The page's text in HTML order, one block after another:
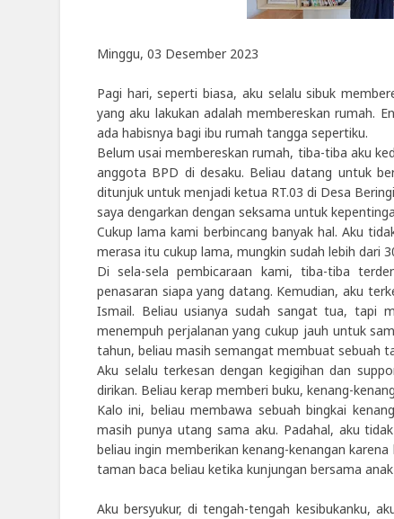
Minggu, 03 Desember 2023
Pagi hari, seperti biasa, aku selalu sibuk
yang aku lakukan adalah membereskan rumah.
ada habisnya bagi ibu rumah tangga sepertiku.
Belum usai membereskan rumah, tiba-tiba aku
anggota BPD di desaku. Beliau datang untuk
ditunjuk untuk menjadi ketua RT.03 di Desa
saya dengarkan dengan seksama untuk
Cukup lama kami berbincang banyak hal. Aku
merasa itu cukup lama, mungkin sudah lebih dari
Di sela-sela pembicaraan kami, tiba-tiba
penasaran siapa yang datang. Kemudian, aku
Ismail. Beliau usianya sudah sangat tua, tapi
menempuh perjalanan yang cukup jauh untuk
tahun, beliau masih semangat membuat sebuah
Aku selalu terkesan dengan kegigihan dan
dirikan. Beliau kerap memberi buku, kenang-
Kalo ini, beliau membawa sebuah bingkai
masih punya utang sama aku. Padahal, aku
beliau ingin memberikan kenang-kenangan
taman baca beliau ketika kunjungan bersama
Aku bersyukur, di tengah-tengah kesibukanku,